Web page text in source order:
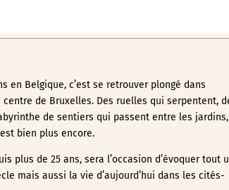
en Belgique, c’est se retrouver plongé dans
de Bruxelles. Des ruelles qui serpentent,
de sentiers qui passent entre les
bien plus encore.
plus de 25 ans, sera l’occasion d’évoquer tout
mais aussi la vie d’aujourd’hui dans les cités-